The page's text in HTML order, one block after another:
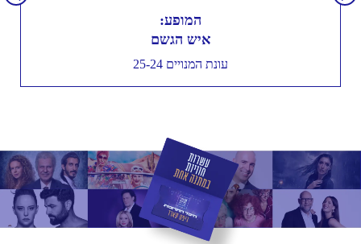
המופע:
איש הגשם
עונת המנויים 25-24